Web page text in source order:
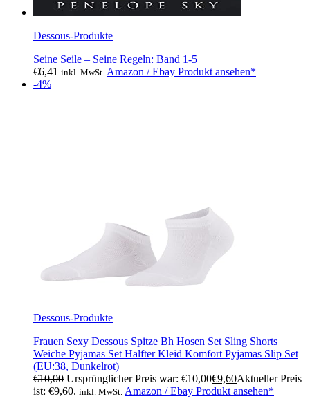
Dessous-Produkte
Seine Seile – Seine Regeln: Band 1-5
€6,41 inkl. MwSt. Amazon / Ebay Produkt ansehen*
-4%
Dessous-Produkte
Frauen Sexy Dessous Spitze Bh Hosen Set Sling Shorts
Weiche Pyjamas Set Halfter Kleid Komfort Pyjamas Slip Set
(EU:38, Dunkelrot)
€10,00 Ursprünglicher Preis war: €10,00€9,60Aktueller Preis
ist: €9,60. inkl. MwSt. Amazon / Ebay Produkt ansehen*